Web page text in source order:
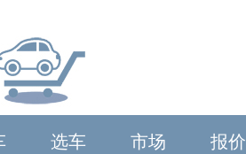
选车 市场 报价